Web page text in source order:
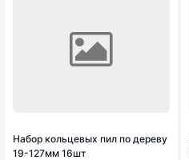
Набор кольцевых пил по дереву
19-127мм 16шт